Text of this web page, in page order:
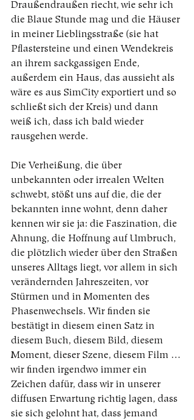
Draußendraußen riecht, wie sehr ich
die Blaue Stunde mag und die Häuser
in meiner Lieblingsstraße (sie hat
Pflastersteine und einen Wendekreis
an ihrem sackgassigen Ende,
außerdem ein Haus, das aussieht als
wäre es aus SimCity exportiert und so
schließt sich der Kreis) und dann
weiß ich, dass ich bald wieder
rausgehen werde.
Die Verheißung, die über
unbekannten oder irrealen Welten
schwebt, stößt uns auf die, die der
bekannten inne wohnt, denn daher
kennen wir sie ja: die Faszination, die
Ahnung, die Hoffnung auf Umbruch,
die plötzlich wieder über den Straßen
unseres Alltags liegt, vor allem in sich
verändernden Jahreszeiten, vor
Stürmen und in Momenten des
Phasenwechsels. Wir finden sie
bestätigt in diesem einen Satz in
diesem Buch, diesem Bild, diesem
Moment, dieser Szene, diesem Film …
wir finden irgendwo immer ein
Zeichen dafür, dass wir in unserer
diffusen Erwartung richtig lagen, dass
sie sich gelohnt hat, dass jemand